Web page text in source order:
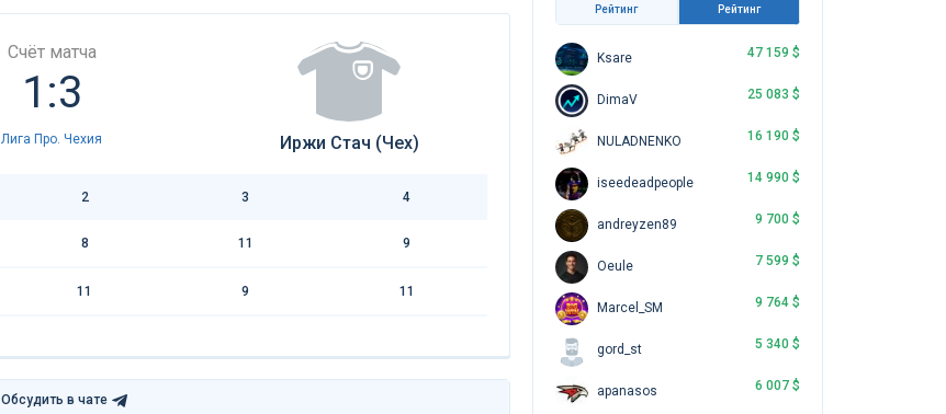
Счёт матча
1:3
Лига Про. Чехия Иржи Стач (Чех)
2 3 4
8 11 9
11 9 11
Обсудить в чате
Рейтинг Рейтинг
Ksare 47 159 $
DimaV 25 083 $
NULADNENKO 16 190 $
iseedeadpeople 14 990 $
andreyzen89 9 700 $
Oeule 7 599 $
Marcel_SM 9 764 $
gord_st 5 340 $
apanasos 6 007 $